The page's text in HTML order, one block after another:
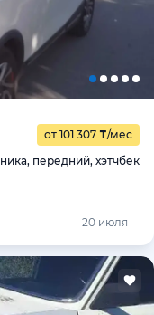
от 101 307 ₸/мес
передний, хэтчбек
20 июля